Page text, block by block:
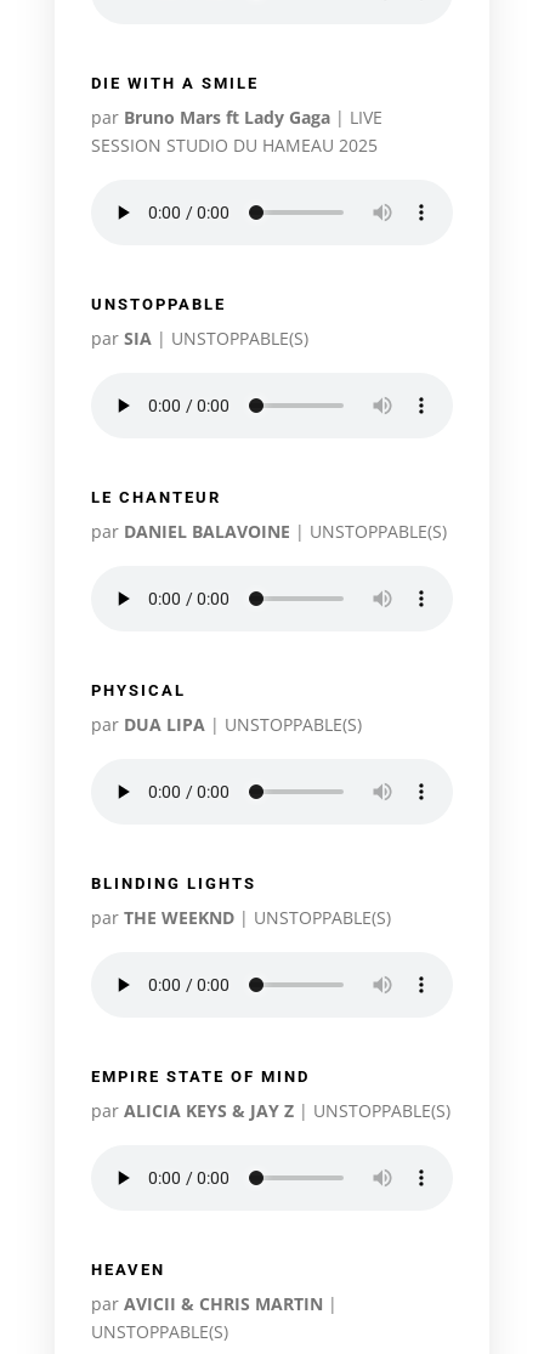
DIE WITH A SMILE
par Bruno Mars ft Lady Gaga| LIVE
SESSION STUDIO DU HAMEAU 2025
UNSTOPPABLE
par SIA| UNSTOPPABLE(S)
LE CHANTEUR
par DANIEL BALAVOINE | UNSTOPPABLE(S)
PHYSICAL
par DUA LIPA| UNSTOPPABLE(S)
BLINDING LIGHTS
par THE WEEKND| UNSTOPPABLE(S)
EMPIRE STATE OF MIND
par ALICIA KEYS & JAY Z| UNSTOPPABLE(S)
HEAVEN
par AVICII & CHRIS MARTIN |
UNSTOPPABLE(S)